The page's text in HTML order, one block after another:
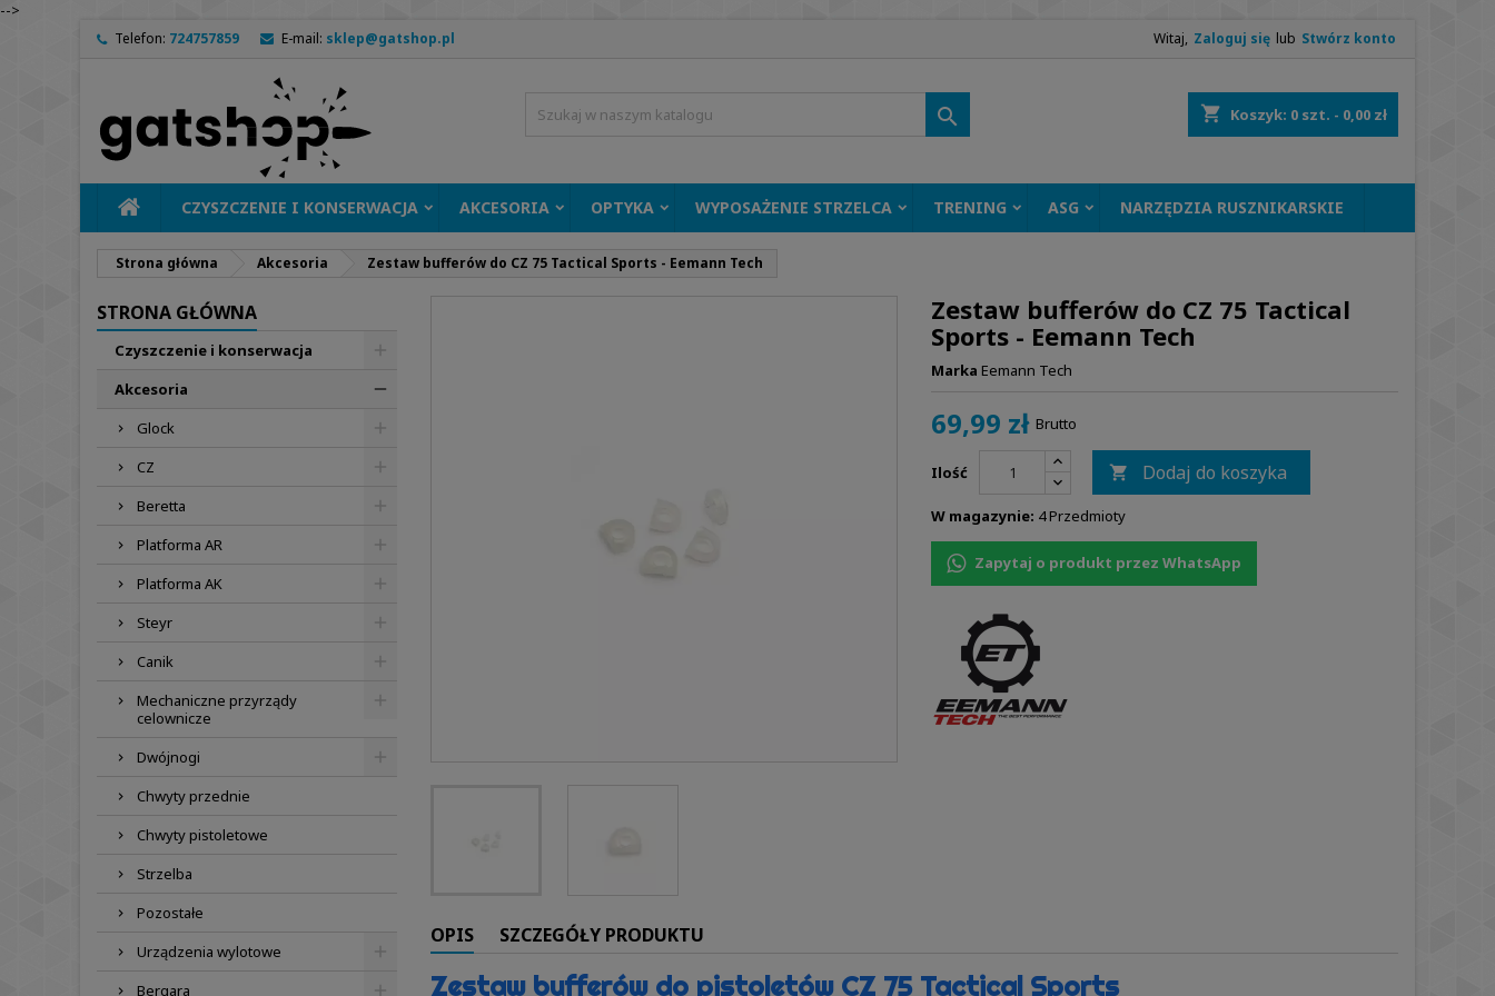
-->
Telefon: 724757859 E-mail: sklep@gatshop.pl Witaj, Zaloguj się lub Stwórz konto
shopping_cart Koszyk: 0 szt. - 0,00 zł

CZYSZCZENIE I KONSERWACJA AKCESORIA OPTYKA WYPOSAŻENIE STRZELCA TRENING ASG NARZĘDZIA RUSZNIKARSKIE
Strona główna Akcesoria Zestaw bufferów do CZ 75 Tactical Sports - Eemann Tech
STRONA GŁÓWNA
Czyszczenie i konserwacja
Akcesoria
Glock
CZ
Beretta
Platforma AR
Platforma AK
Steyr
Canik
Mechaniczne przyrządy
celownicze
Dwójnogi
Chwyty przednie
Chwyty pistoletowe
Strzelba
Pozostałe
Urządzenia wylotowe
Bergara
Zestaw bufferów do CZ 75 Tactical
Sports - Eemann Tech
Marka Eemann Tech
69,99 zł Brutto
Ilość  Dodaj do koszyka
W magazynie: 4 Przedmioty
Zapytaj o produkt przez WhatsApp
OPIS SZCZEGÓŁY PRODUKTU
Zestaw bufferów do pistoletów CZ 75 Tactical Sports